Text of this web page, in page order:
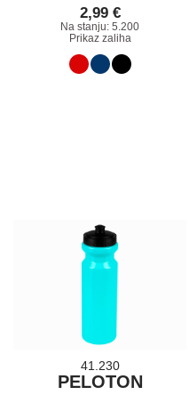
2,99 €
Na stanju: 5.200
Prikaz zaliha
41.230
PELOTON